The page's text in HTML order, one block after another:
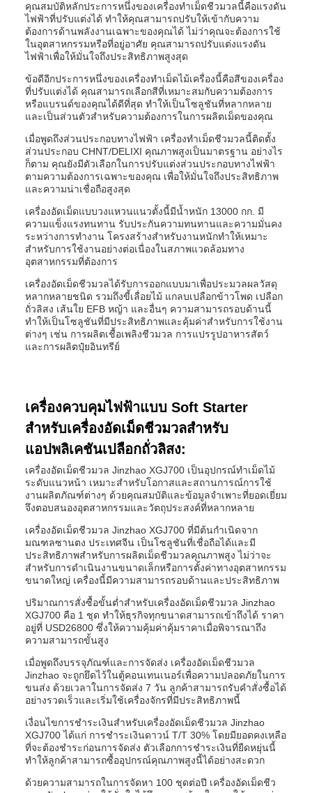
คุณสมบัติหลักประการหนึ่งของเครื่องทำเม็ดชีวมวลนี้คือแรงดัน
ไฟฟ้าที่ปรับแต่งได้ ทำให้คุณสามารถปรับให้เข้ากับความ
ต้องการด้านพลังงานเฉพาะของคุณได้ ไม่ว่าคุณจะต้องการใช้
ในอุตสาหกรรมหรือที่อยู่อาศัย คุณสามารถปรับแต่งแรงดัน
ไฟฟ้าเพื่อให้มั่นใจถึงประสิทธิภาพสูงสุด
ข้อดีอีกประการหนึ่งของเครื่องทำเม็ดไม้เครื่องนี้คือสีของเครื่อง
ที่ปรับแต่งได้ คุณสามารถเลือกสีที่เหมาะสมกับความต้องการ
หรือแบรนด์ของคุณได้ดีที่สุด ทำให้เป็นโซลูชันที่หลากหลาย
และเป็นส่วนตัวสำหรับความต้องการในการผลิตเม็ดของคุณ
เมื่อพูดถึงส่วนประกอบทางไฟฟ้า เครื่องทำเม็ดชีวมวลนี้ติดตั้ง
ส่วนประกอบ CHNT/DELIXI คุณภาพสูงเป็นมาตรฐาน อย่างไร
ก็ตาม คุณยังมีตัวเลือกในการปรับแต่งส่วนประกอบทางไฟฟ้า
ตามความต้องการเฉพาะของคุณ เพื่อให้มั่นใจถึงประสิทธิภาพ
และความน่าเชื่อถือสูงสุด
เครื่องอัดเม็ดแบบวงแหวนแนวตั้งนี้มีน้ำหนัก 13000 กก. มี
ความแข็งแรงทนทาน รับประกันความทนทานและความมั่นคง
ระหว่างการทำงาน โครงสร้างสำหรับงานหนักทำให้เหมาะ
สำหรับการใช้งานอย่างต่อเนื่องในสภาพแวดล้อมทาง
อุตสาหกรรมที่ต้องการ
เครื่องอัดเม็ดชีวมวลได้รับการออกแบบมาเพื่อประมวลผลวัสดุ
หลากหลายชนิด รวมถึงขี้เลื่อยไม้ แกลบเปลือกข้าวโพด เปลือก
ถั่วลิสง เส้นใย EFB หญ้า และอื่นๆ ความสามารถรอบด้านนี้
ทำให้เป็นโซลูชันที่มีประสิทธิภาพและคุ้มค่าสำหรับการใช้งาน
ต่างๆ เช่น การผลิตเชื้อเพลิงชีวมวล การแปรรูปอาหารสัตว์
และการผลิตปุ๋ยอินทรีย์
เครื่องควบคุมไฟฟ้าแบบ Soft Starter
สำหรับเครื่องอัดเม็ดชีวมวลสำหรับ
แอปพลิเคชันเปลือกถั่วลิสง:
เครื่องอัดเม็ดชีวมวล Jinzhao XGJ700 เป็นอุปกรณ์ทำเม็ดไม้
ระดับแนวหน้า เหมาะสำหรับโอกาสและสถานการณ์การใช้
งานผลิตภัณฑ์ต่างๆ ด้วยคุณสมบัติและข้อมูลจำเพาะที่ยอดเยี่ยม
จึงตอบสนองอุตสาหกรรมและวัตถุประสงค์ที่หลากหลาย
เครื่องอัดเม็ดชีวมวล Jinzhao XGJ700 ที่มีต้นกำเนิดจาก
มณฑลซานตง ประเทศจีน เป็นโซลูชันที่เชื่อถือได้และมี
ประสิทธิภาพสำหรับการผลิตเม็ดชีวมวลคุณภาพสูง ไม่ว่าจะ
สำหรับการดำเนินงานขนาดเล็กหรือการตั้งค่าทางอุตสาหกรรม
ขนาดใหญ่ เครื่องนี้มีความสามารถรอบด้านและประสิทธิภาพ
ปริมาณการสั่งซื้อขั้นต่ำสำหรับเครื่องอัดเม็ดชีวมวล Jinzhao
XGJ700 คือ 1 ชุด ทำให้ธุรกิจทุกขนาดสามารถเข้าถึงได้ ราคา
อยู่ที่ USD26800 ซึ่งให้ความคุ้มค่าคุ้มราคาเมื่อพิจารณาถึง
ความสามารถขั้นสูง
เมื่อพูดถึงบรรจุภัณฑ์และการจัดส่ง เครื่องอัดเม็ดชีวมวล
Jinzhao จะถูกยึดไว้ในตู้คอนเทนเนอร์เพื่อความปลอดภัยในการ
ขนส่ง ด้วยเวลาในการจัดส่ง 7 วัน ลูกค้าสามารถรับคำสั่งซื้อได้
อย่างรวดเร็วและเริ่มใช้เครื่องจักรที่มีประสิทธิภาพนี้
เงื่อนไขการชำระเงินสำหรับเครื่องอัดเม็ดชีวมวล Jinzhao
XGJ700 ได้แก่ การชำระเงินดาวน์ T/T 30% โดยมียอดคงเหลือ
ที่จะต้องชำระก่อนการจัดส่ง ตัวเลือกการชำระเงินที่ยืดหยุ่นนี้
ทำให้ลูกค้าสามารถซื้ออุปกรณ์คุณภาพสูงนี้ได้อย่างสะดวก
ด้วยความสามารถในการจัดหา 100 ชุดต่อปี เครื่องอัดเม็ดชีว